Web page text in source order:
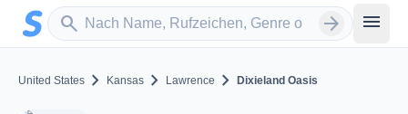
Zum Hauptinhalt springen
search
Sender suchen arrow_forward menu
United States chevron_right Kansas chevron_right Lawrence chevron_right Dixieland Oasis